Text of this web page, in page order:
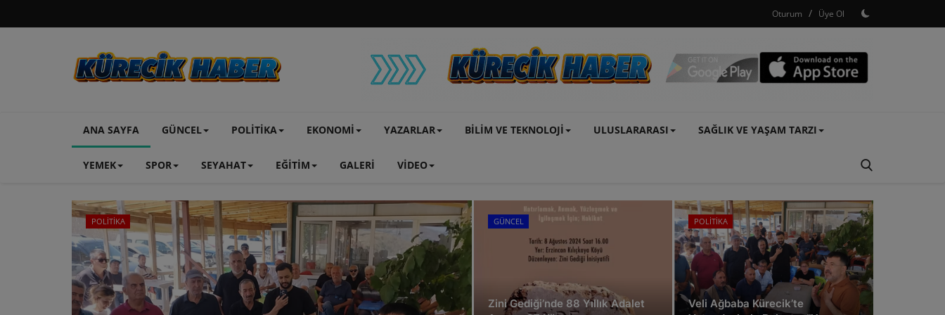
Oturum / Üye Ol
ANA SAYFA GÜNCEL POLİTİKA EKONOMİ YAZARLAR BİLİM VE TEKNOLOJİ ULUSLARARASI SAĞLIK VE YAŞAM TARZI
YEMEK SPOR SEYAHAT EĞİTİM GALERİ VİDEO
POLİTİKA GÜNCEL
GÜNCEL
Zini Gediği’nde 88 Yıllık Adalet
POLİTİKA
Veli Ağbaba Kürecik’te